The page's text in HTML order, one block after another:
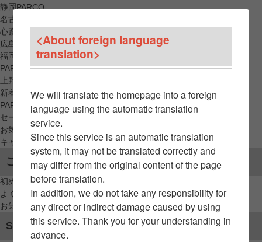
静岡PARCO
名古屋PARCO
心斎橋PARCO
広島PARCO
福岡PARCO
PARCO_ya
上野
新着アイテムから探す
PARCO限定アイテムから探す
セールアイテムから探す
お気に入りから探す
キャンペーン/クーポン対象から探す
ご利用案内
初めてのお客様へ
よくあるご質問 / お問い合わせ
お知らせ
SNSアカウント
<About foreign language
translation>
We will translate the homepage into a foreign
language using the automatic translation
service.
Since this service is an automatic translation
system, it may not be translated correctly and
may differ from the original content of the page
before translation.
In addition, we do not take any responsibility for
any direct or indirect damage caused by using
this service. Thank you for your understanding in
advance.